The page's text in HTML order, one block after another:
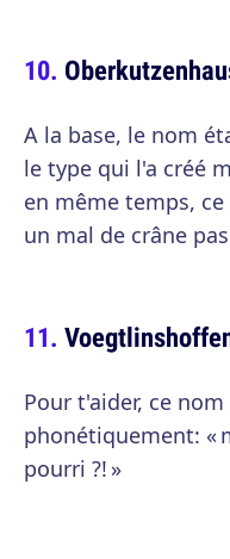
A la base, le nom
le type qui l'a créé
en même temps,
un mal de crâne
Pour t'aider, ce
phonétiquement: «
pourri ?! »